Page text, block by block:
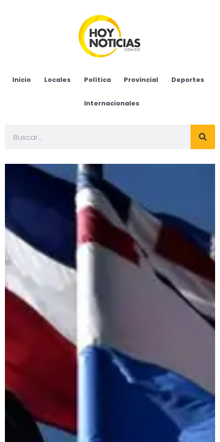
Inicio Locales Política Provincial Deportes
Internacionales